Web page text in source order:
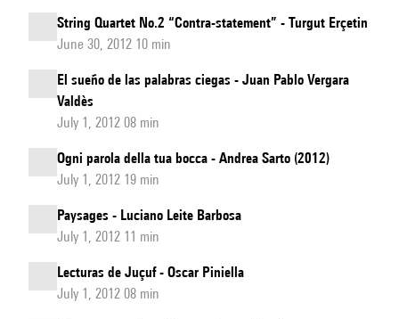
String Quartet No.2 “Contra-statement” - Turgut Erçetin
June 30, 2012 10 min
El sueño de las palabras ciegas - Juan Pablo Vergara
Valdès
July 1, 2012 08 min
Ogni parola della tua bocca - Andrea Sarto (2012)
July 1, 2012 19 min
Paysages - Luciano Leite Barbosa
July 1, 2012 11 min
Lecturas de Juçuf - Oscar Piniella
July 1, 2012 08 min